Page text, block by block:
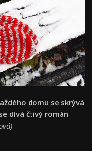
domu se skrývá
dívá čtivý román